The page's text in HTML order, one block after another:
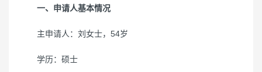
一、申请人基本情况
主申请人：刘女士，54岁
学历：硕士